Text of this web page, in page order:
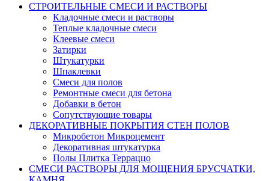
СТРОИТЕЛЬНЫЕ СМЕСИ И РАСТВОРЫ
Кладочные смеси и растворы
Теплые кладочные смеси
Клеевые смеси
Затирки
Штукатурки
Шпаклевки
Смеси для полов
Ремонтные смеси для бетона
Добавки в бетон
Сопутствующие товары
ДЕКОРАТИВНЫЕ ПОКРЫТИЯ СТЕН ПОЛОВ
Микробетон Микроцемент
Декоративная штукатурка
Полы Плитка Терраццо
СМЕСИ РАСТВОРЫ ДЛЯ МОЩЕНИЯ БРУСЧАТКИ,